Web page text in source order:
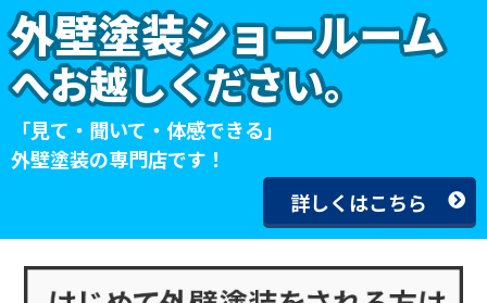
外壁塗装ショールーム
へお越しください。
「見て・聞いて・体感できる」
外壁塗装の専門店です！
詳しくはこちら